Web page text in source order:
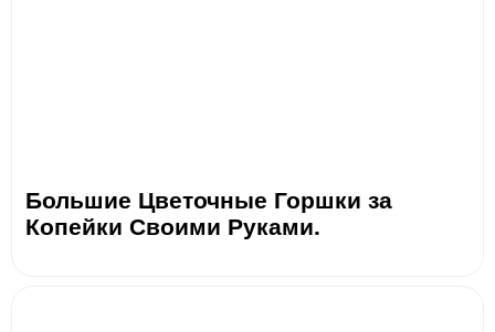
Большие Цветочные Горшки за
Копейки Своими Руками.